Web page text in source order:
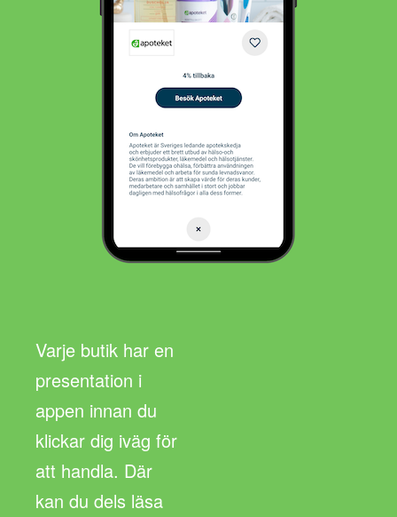
Varje butik har en
presentation i
appen innan du
klickar dig iväg för
att handla. Där
kan du dels läsa